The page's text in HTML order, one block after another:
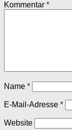
Kommentar *
Name *
E-Mail-Adresse *
Website